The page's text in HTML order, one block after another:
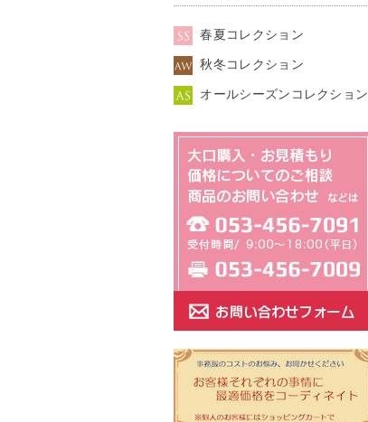
春夏コレクション
秋冬コレクション
オールシーズンコレクション